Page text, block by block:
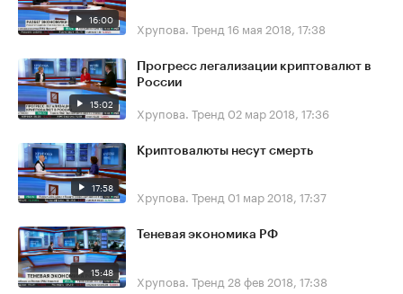
16:00 Хрупова. Тренд 16 мая 2018, 17:38
15:02
Прогресс легализации криптовалют в
России
Хрупова. Тренд 02 мар 2018, 17:36
17:58
Криптовалюты несут смерть
Хрупова. Тренд 01 мар 2018, 17:37
15:48
Теневая экономика РФ
Хрупова. Тренд 28 фев 2018, 17:38